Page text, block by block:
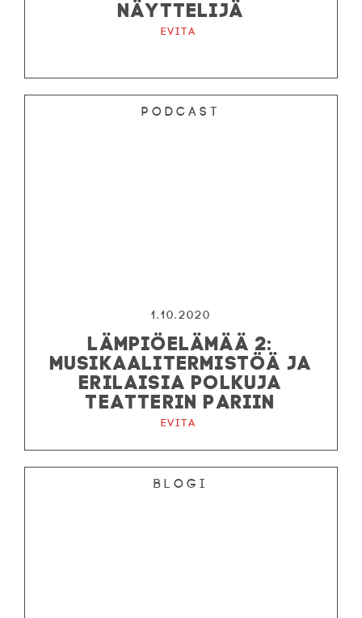
NÄYTTELIJÄ
Evita
Podcast
1.10.2020
LÄMPIÖELÄMÄÄ 2:
MUSIKAALITERMISTÖÄ JA
ERILAISIA POLKUJA
TEATTERIN PARIIN
Evita
Blogi